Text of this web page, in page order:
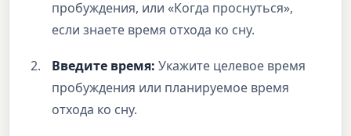
пробуждения, или «Когда проснуться»,
если знаете время отхода ко сну.
Введите время: Укажите целевое время
пробуждения или планируемое время
отхода ко сну.